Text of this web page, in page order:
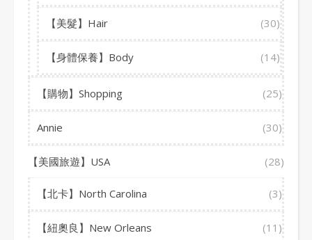
【美髮】Hair (30)
【身體保養】Body (14)
【購物】Shopping (25)
Annie (30)
【美國旅遊】USA (28)
【北卡】North Carolina (3)
【紐奧良】New Orleans (11)